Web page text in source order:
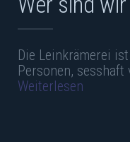
Die Leinkrämerei
Personen,
Weiterlesen